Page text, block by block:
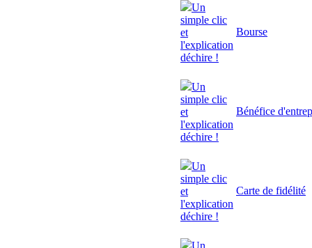
Un
simple clic
et
l'explication
déchire !
Bourse
Un
simple clic
et
l'explication
déchire !
Bénéfice
Un
simple clic
et
l'explication
déchire !
Carte de fidélité
Un